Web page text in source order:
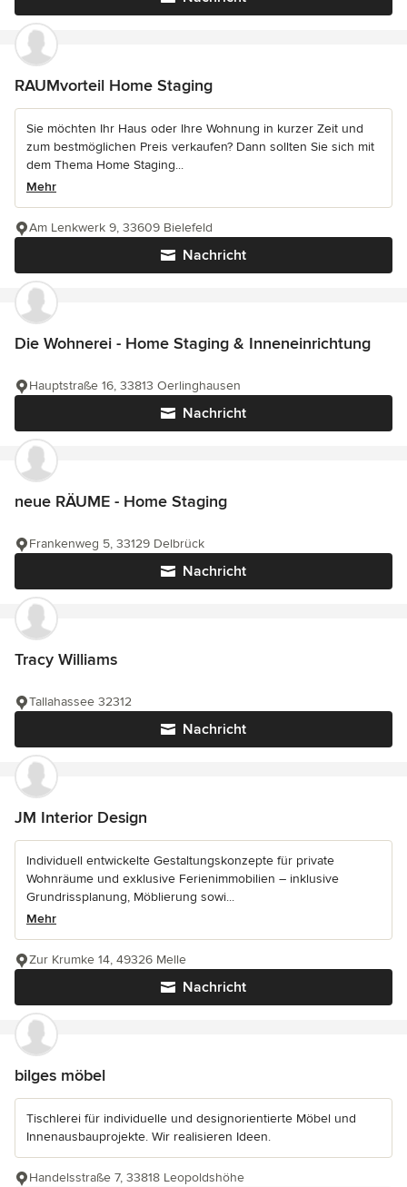
RAUMvorteil Home Staging
Sie möchten Ihr Haus oder Ihre Wohnung in kurzer Zeit und
zum bestmöglichen Preis verkaufen? Dann sollten Sie sich mit
dem Thema Home Staging...
Mehr
Nachricht
Am Lenkwerk 9, 33609 Bielefeld
Die Wohnerei - Home Staging & Inneneinrichtung
Nachricht
Hauptstraße 16, 33813 Oerlinghausen
neue RÄUME - Home Staging
Nachricht
Frankenweg 5, 33129 Delbrück
Tracy Williams
Nachricht
Tallahassee 32312
JM Interior Design
Individuell entwickelte Gestaltungskonzepte für private
Wohnräume und exklusive Ferienimmobilien – inklusive
Grundrissplanung, Möblierung sowi...
Mehr
Nachricht
Zur Krumke 14, 49326 Melle
bilges möbel
Tischlerei für individuelle und designorientierte Möbel und
Innenausbauprojekte. Wir realisieren Ideen.
Handelsstraße 7, 33818 Leopoldshöhe